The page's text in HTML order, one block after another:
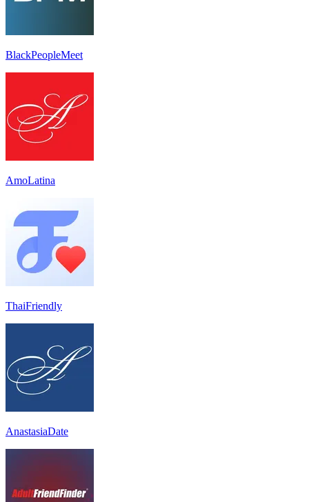
BlackPeopleMeet
AmoLatina
ThaiFriendly
AnastasiaDate